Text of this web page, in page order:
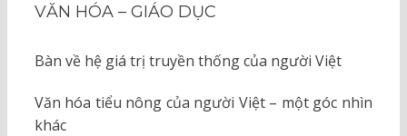
VĂN HÓA – GIÁO DỤC
Bàn về hệ giá trị truyền thống của người Việt
Văn hóa tiểu nông của người Việt – một góc nhìn
khác